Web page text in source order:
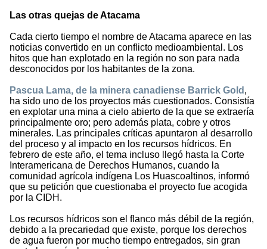
Las otras quejas de Atacama
Cada cierto tiempo el nombre de Atacama aparece en las
noticias convertido en un conflicto medioambiental. Los
hitos que han explotado en la región no son para nada
desconocidos por los habitantes de la zona.
Pascua Lama, de la minera canadiense Barrick Gold ,
ha sido uno de los proyectos más cuestionados. Consistía
en explotar una mina a cielo abierto de la que se extraería
principalmente oro; pero además plata, cobre y otros
minerales. Las principales críticas apuntaron al desarrollo
del proceso y al impacto en los recursos hídricos. En
febrero de este año, el tema incluso llegó hasta la Corte
Interamericana de Derechos Humanos, cuando la
comunidad agrícola indígena Los Huascoaltinos, informó
que su petición que cuestionaba el proyecto fue acogida
por la CIDH.
Los recursos hídricos son el flanco más débil de la región,
debido a la precariedad que existe, porque los derechos
de agua fueron por mucho tiempo entregados, sin gran